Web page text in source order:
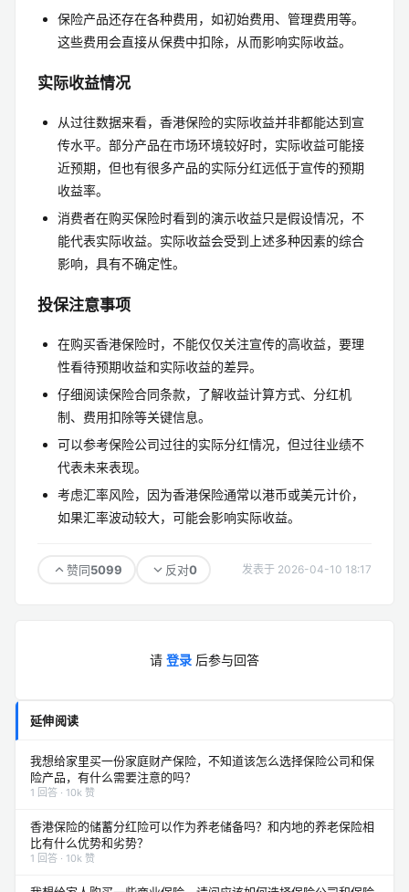
保险产品还存在各种费用，如初始费用、管理费用等。
这些费用会直接从保费中扣除，从而影响实际收益。
实际收益情况
从过往数据来看，香港保险的实际收益并非都能达到宣
传水平。部分产品在市场环境较好时，实际收益可能接
近预期，但也有很多产品的实际分红远低于宣传的预期
收益率。
消费者在购买保险时看到的演示收益只是假设情况，不
能代表实际收益。实际收益会受到上述多种因素的综合
影响，具有不确定性。
投保注意事项
在购买香港保险时，不能仅仅关注宣传的高收益，要理
性看待预期收益和实际收益的差异。
仔细阅读保险合同条款，了解收益计算方式、分红机
制、费用扣除等关键信息。
可以参考保险公司过往的实际分红情况，但过往业绩不
代表未来表现。
考虑汇率风险，因为香港保险通常以港币或美元计价，
如果汇率波动较大，可能会影响实际收益。
赞同5099 反对0 发表于 2026-04-10 18:17
请 登录 后参与回答
延伸阅读
我想给家里买一份家庭财产保险，不知道该怎么选择保险公司和保
险产品，有什么需要注意的吗？
1 回答 · 10k 赞
香港保险的储蓄分红险可以作为养老储备吗？和内地的养老保险相
比有什么优势和劣势？
1 回答 · 10k 赞